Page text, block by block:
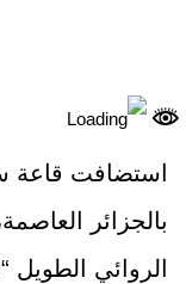
استضافت قاعة
بالجزائر
الروائي